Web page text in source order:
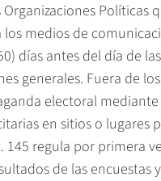
Políticas
medios de
días antes del día de
generales. Fuera de
electoral
en sitios o lugares
regula por primera
de las encuestas